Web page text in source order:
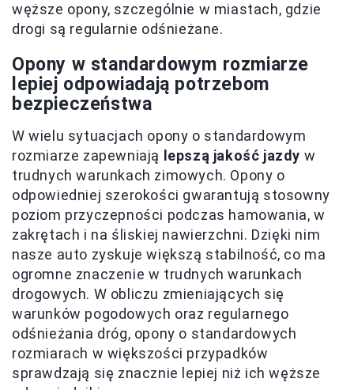
węższe opony, szczególnie w miastach, gdzie
drogi są regularnie odśnieżane.
Opony w standardowym rozmiarze
lepiej odpowiadają potrzebom
bezpieczeństwa
W wielu sytuacjach opony o standardowym
rozmiarze zapewniają
lepszą jakość jazdy w
trudnych warunkach zimowych. Opony o
odpowiedniej szerokości gwarantują stosowny
poziom przyczepności podczas hamowania, w
zakrętach i na śliskiej nawierzchni. Dzięki nim
nasze auto zyskuje większą stabilność, co ma
ogromne znaczenie w trudnych warunkach
drogowych. W obliczu zmieniających się
warunków pogodowych oraz regularnego
odśnieżania dróg, opony o standardowych
rozmiarach w większości przypadków
sprawdzają się znacznie lepiej niż ich węższe